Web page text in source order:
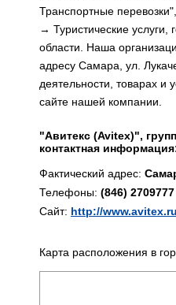
Транспортные
→ Туристические
области. Наша
адресу Самара, ул.
деятельности, товарах и
сайте нашей компании.
"Авитекс (Avitex)",
контактная
Фактический адрес:
Телефоны: (846) 2709777
Сайт: http://www.avitex.ru
Карта расположения в